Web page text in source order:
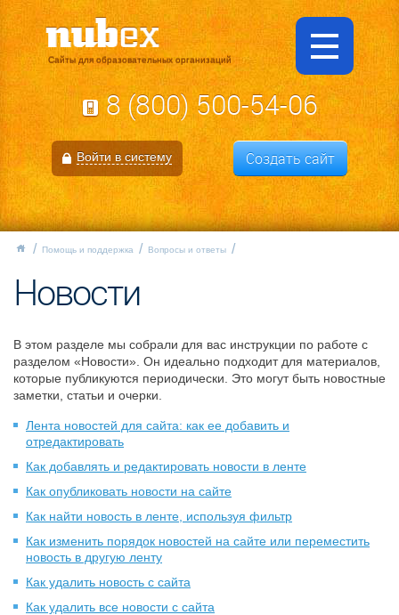
Сайты для образовательных организаций
8 (800) 500-54-06
Войти в систему Создать сайт
Помощь и поддержка Вопросы и ответы
Новости
В этом разделе мы собрали для вас инструкции по работе с
разделом «Новости». Он идеально подходит для материалов,
которые публикуются периодически. Это могут быть новостные
заметки, статьи и очерки.
Лента новостей для сайта: как ее добавить и
отредактировать
Как добавлять и редактировать новости в ленте
Как опубликовать новости на сайте
Как найти новость в ленте, используя фильтр
Как изменить порядок новостей на сайте или переместить
новость в другую ленту
Как удалить новость с сайта
Как удалить все новости с сайта